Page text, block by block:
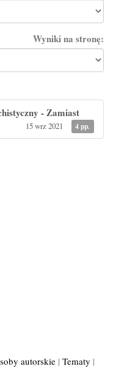
Wyniki na stronę:
- Zamiast
15 wrz 2021 4 pp.
autorskie | Tematy |